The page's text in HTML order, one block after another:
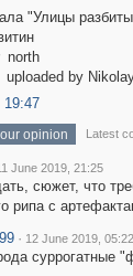
"Улицы
north
uploaded by
19:47
opinion Latest
June 2019, 21:25
сюжет, что
рипа с
· 12 June 2019, 05:22
суррогатные